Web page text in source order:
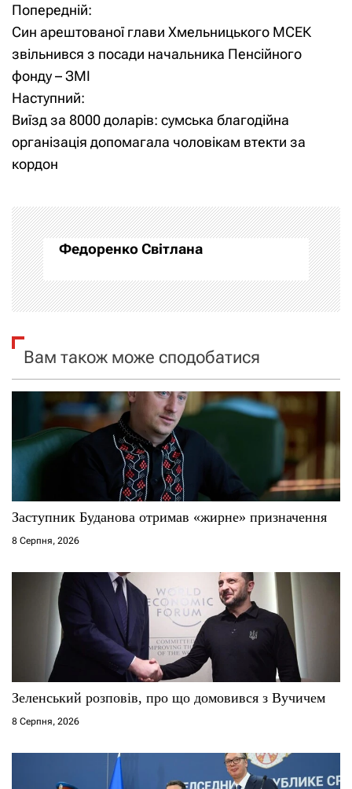
Н
а
в
і
г
ц
і
я
з
а
п
с
в
Попередній:
Син арештованої глави Хмельницького МСЕК
звільнився з посади начальника Пенсійного
фонду – ЗМІ
Наступний:
Виїзд за 8000 доларів: сумська благодійна
організація допомагала чоловікам втекти за
кордон
Федоренко Світлана
Вам також може сподобатися
Заступник Буданова отримав «жирне» призначення
8 Серпня, 2026
Зеленський розповів, про що домовився з Вучичем
8 Серпня, 2026